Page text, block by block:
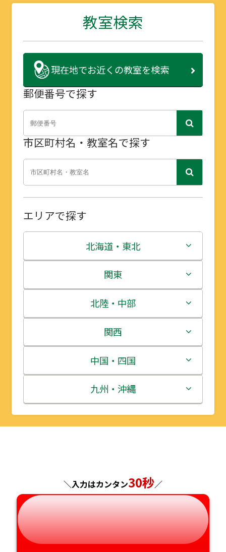
教室検索
現在地でお近くの教室を検索
郵便番号で探す
市区町村名・教室名で探す
エリアで探す
北海道・東北
北海道
青森県
岩手県
宮城県
秋田県
山形県
関東
茨城県
栃木県
群馬県
埼玉県
千葉県
北陸・中部
新潟県
富山県
石川県
福井県
岐阜県
静岡県
関西
三重県
滋賀県
京都府
奈良県
和歌山県
中国・四国
鳥取県
島根県
徳島県
九州・沖縄
福岡県
大分県
＼入力はカンタン30秒／